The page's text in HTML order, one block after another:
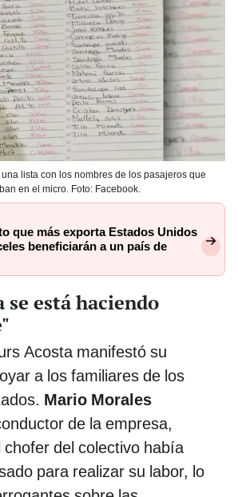
lista con los nombres de los pasajeros que
en el micro. Foto: Facebook.
que más exporta Estados Unidos
beneficiarán a un país de
se está haciendo
Acosta manifestó su
a los familiares de los
Mario Morales
de la empresa,
del colectivo había
para realizar su labor, lo